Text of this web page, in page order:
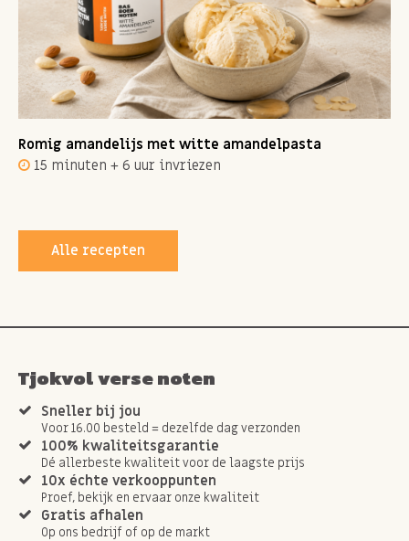
Romig amandelijs met witte amandelpasta
15 minuten + 6 uur invriezen
Alle recepten
Tjokvol verse noten
Sneller bij jou
Voor 16.00 besteld = dezelfde dag verzonden
100% kwaliteitsgarantie
Dé allerbeste kwaliteit voor de laagste prijs
10x échte verkooppunten
Proef, bekijk en ervaar onze kwaliteit
Gratis afhalen
Op ons bedrijf of op de markt